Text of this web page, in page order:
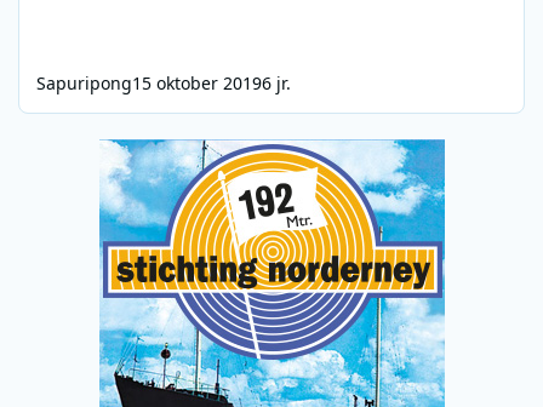
Sapuripong15 oktober 20196 jr.